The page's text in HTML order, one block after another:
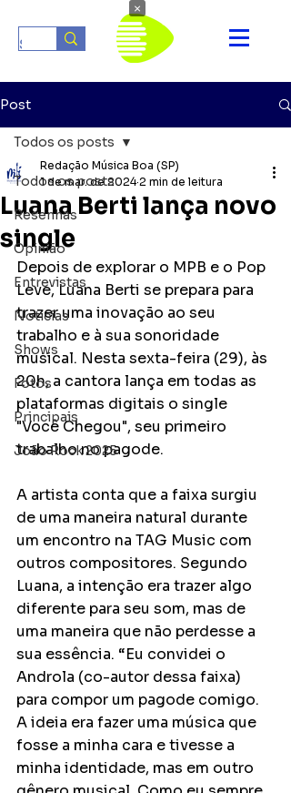
Post
Todos os posts
Resenhas
Opinião
Entrevistas
Notícias
Shows
Fotos
Principais
João Rock 2025
Todos os posts
Luana Berti lança novo
single
Redação Música Boa (SP)
1 de mar. de 2024 2 min de leitura
Depois de explorar o MPB e o Pop
Leve, Luana Berti se prepara para
trazer uma inovação ao seu
trabalho e à sua sonoridade
musical. Nesta sexta-feira (29), às
20h, a cantora lança em todas as
plataformas digitais o single
"Você Chegou", seu primeiro
trabalho no pagode.
A artista conta que a faixa surgiu
de uma maneira natural durante
um encontro na TAG Music com
outros compositores. Segundo
Luana, a intenção era trazer algo
diferente para seu som, mas de
uma maneira que não perdesse a
sua essência. “Eu convidei o
Androla (co-autor dessa faixa)
para compor um pagode comigo.
A ideia era fazer uma música que
fosse a minha cara e tivesse a
minha identidade, mas em outro
×